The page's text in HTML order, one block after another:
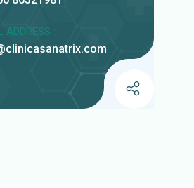
ADDRESS :